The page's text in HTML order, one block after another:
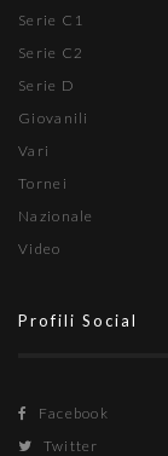
Serie C1
Serie C2
Serie D
Giovanili
Vari
Tornei
Nazionale
Video
Profili Social
Facebook
Twitter